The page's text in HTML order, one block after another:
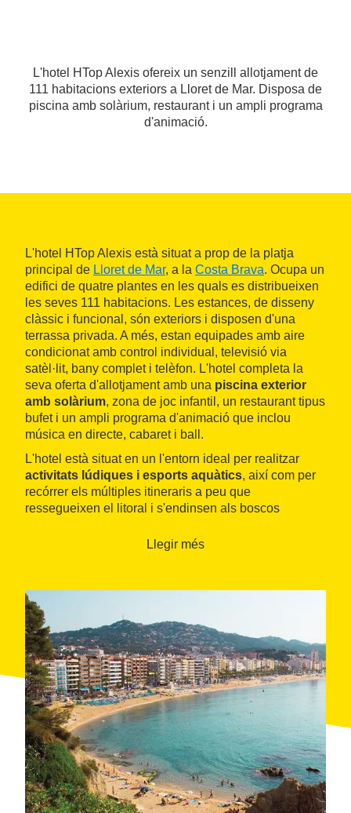
L'hotel HTop Alexis ofereix un senzill allotjament de
111 habitacions exteriors a Lloret de Mar. Disposa de
piscina amb solàrium, restaurant i un ampli programa
d'animació.
L'hotel HTop Alexis està situat a prop de la platja
principal de Lloret de Mar, a la Costa Brava. Ocupa un
edifici de quatre plantes en les quals es distribueixen
les seves 111 habitacions. Les estances, de disseny
clàssic i funcional, són exteriors i disposen d'una
terrassa privada. A més, estan equipades amb aire
condicionat amb control individual, televisió via
satèl·lit, bany complet i telèfon. L'hotel completa la
seva oferta d'allotjament amb una piscina exterior
amb solàrium, zona de joc infantil, un restaurant tipus
bufet i un ampli programa d'animació que inclou
música en directe, cabaret i ball.
L'hotel està situat en un l'entorn ideal per realitzar
activitats lúdiques i esports aquàtics, així com per
recórrer els múltiples itineraris a peu que
ressegueixen el litoral i s'endinsen als boscos
Llegir més